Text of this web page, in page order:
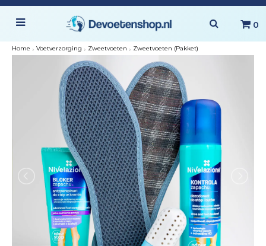
0
Home › Voetverzorging › Zweetvoeten › Zweetvoeten (Pakket)